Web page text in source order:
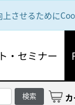
させるために
・セミナー
検索